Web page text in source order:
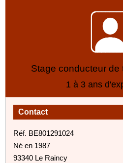
Stage conducteur de
1 à 3 ans
Contact
Réf. BE801291024
Né en 1987
93340 Le Raincy